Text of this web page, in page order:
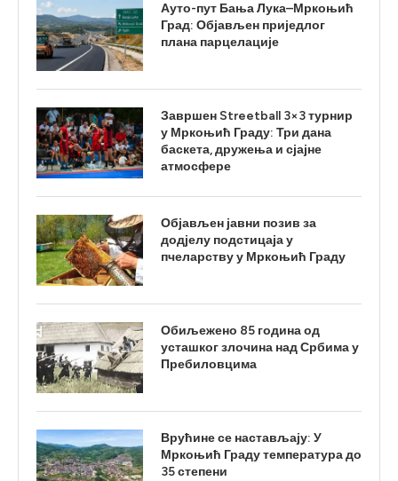
Ауто-пут Бања Лука–Мркоњић
Град: Објављен приједлог
плана парцелације
Завршен Streetball 3×3 турнир
у Мркоњић Граду: Три дана
баскета, дружења и сјајне
атмосфере
Објављен јавни позив за
додјелу подстицаја у
пчеларству у Мркоњић Граду
Обиљежено 85 година од
усташког злочина над Србима у
Пребиловцима
Врућине се настављају: У
Мркоњић Граду температура до
35 степени